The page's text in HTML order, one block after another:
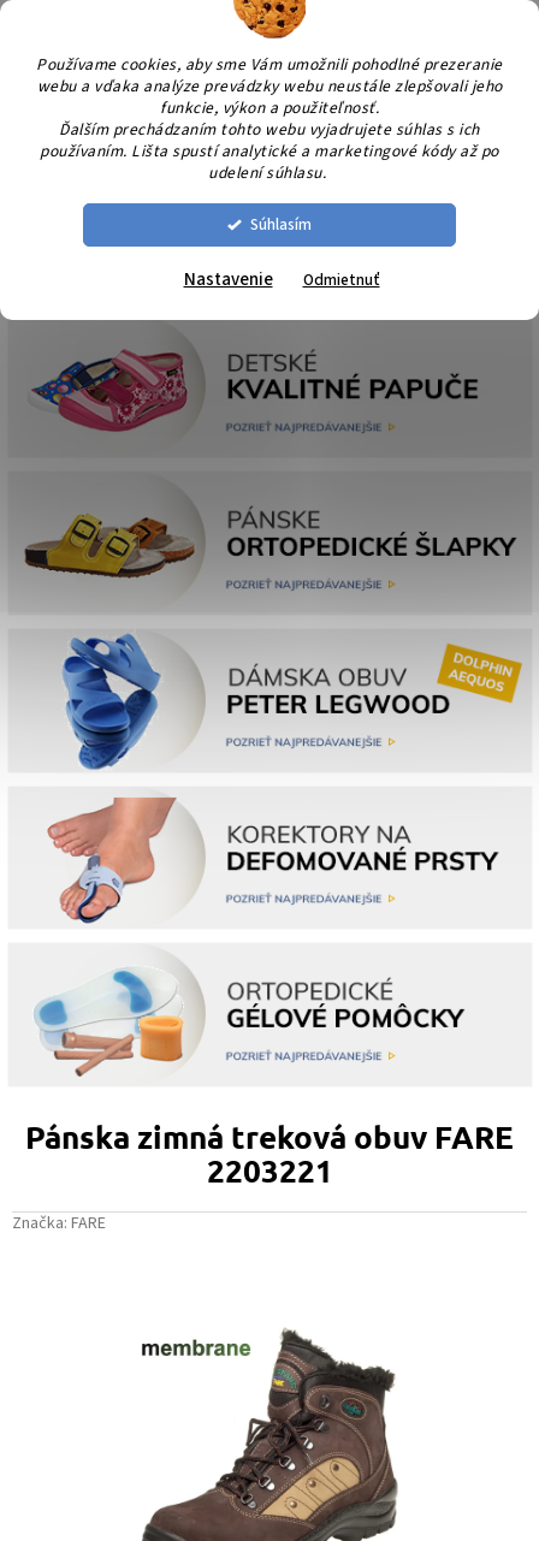
Používame cookies, aby sme Vám umožnili pohodlné prezeranie
webu a vďaka analýze prevádzky webu neustále zlepšovali jeho
funkcie, výkon a použiteľnosť.
Ďalším prechádzaním tohto webu vyjadrujete súhlas s ich
používaním. Lišta spustí analytické a marketingové kódy až po
udelení súhlasu.
Súhlasím
Nastavenie Odmietnuť
Prejsť
obsah
Pánska zimná treková obuv FARE
2203221
Značka: FARE